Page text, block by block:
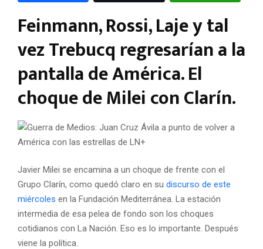
Feinmann, Rossi, Laje y tal
vez Trebucq regresarían a la
pantalla de América. El
choque de Milei con Clarín.
Javier Milei se encamina a un choque de frente con el
Grupo Clarín, como quedó claro en su discurso de este
miércoles en la Fundación Mediterránea. La estación
intermedia de esa pelea de fondo son los choques
cotidianos con La Nación. Eso es lo importante. Después
viene la política.